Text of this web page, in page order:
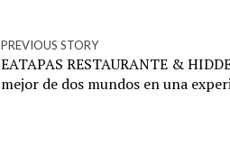
PREVIOUS STORY
EATAPAS RESTAURANTE &
mejor de dos mundos en una